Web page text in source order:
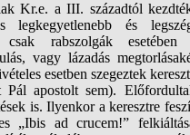
Kr.e. a III. századtól
és
rabszolgák esetében
vagy lázadás
esetben szegeztek
Pál apostolt sem).
is. Ilyenkor a keresztre
„Ibis ad crucem!”